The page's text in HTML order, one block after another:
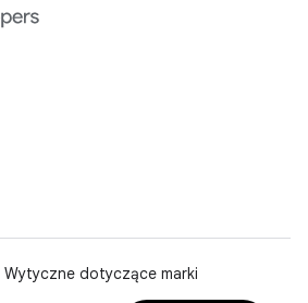
Wytyczne dotyczące marki